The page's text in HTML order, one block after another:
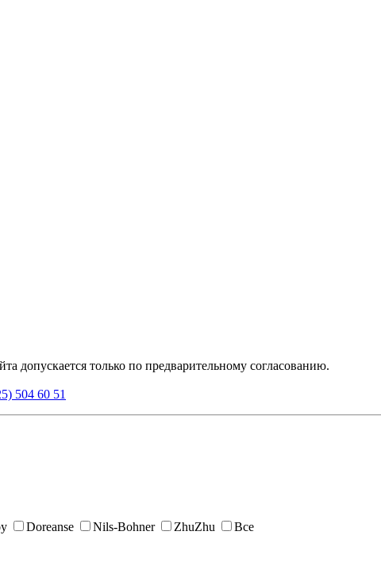
допускается только по предварительному согласованию.
504 60 51
Doreanse Nils-Bohner ZhuZhu Все